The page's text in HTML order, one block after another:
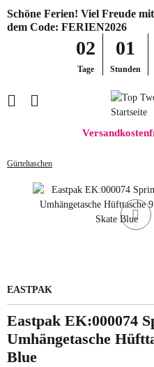
Schöne Ferien! Viel Freude
dem Code: FERIEN2026
02
Tage
01
Stunden
Gürteltaschen
EASTPAK
Eastpak EK:000074
Umhängetasche
Blue